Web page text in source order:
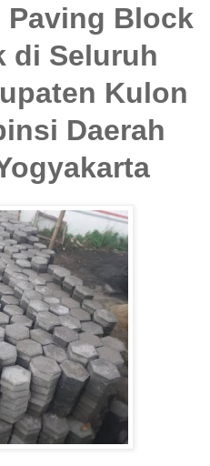
Paving Block
di Seluruh
Kulon
Daerah